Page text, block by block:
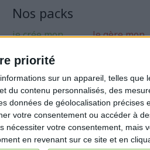
priorité
sur un appareil, telles
du contenu personnalisés, des
données de géolocalisation
votre consentement ou accéder à
votre consentement,
en revenant sur ce site et en
Nos packs
je crée mon
Je gère mon
Je sécurise mon
activité